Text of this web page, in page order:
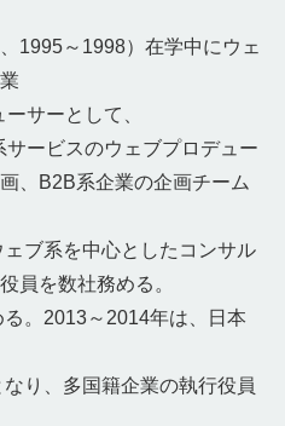
1995～1998）在学中にウェ
サーとして、
ービスのウェブプロデュー
、B2B系企業の企画チーム
ブ系を中心としたコンサル
員を数社務める。
。2013～2014年は、日本
り、多国籍企業の執行役員